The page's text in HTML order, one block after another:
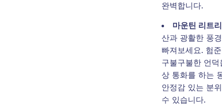
완벽합니다.
마운틴 리트
산과 광활한 풍
빠져보세요. 험
구불구불한 언
상 통화를 하는
안정감 있는 분
수 있습니다.